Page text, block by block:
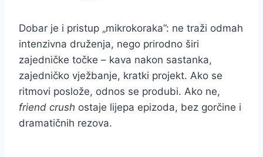
Dobar je i pristup „mikrokoraka”: ne traži odmah
intenzivna druženja, nego prirodno širi
zajedničke točke – kava nakon sastanka,
zajedničko vježbanje, kratki projekt. Ako se
ritmovi poslože, odnos se produbi. Ako ne,
friend crush ostaje lijepa epizoda, bez gorčine i
dramatičnih rezova.